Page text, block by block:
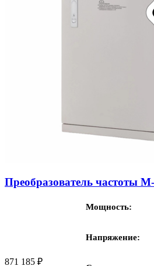
Преобразователь частоты
871 185 ₽
Мощность
Напряжение